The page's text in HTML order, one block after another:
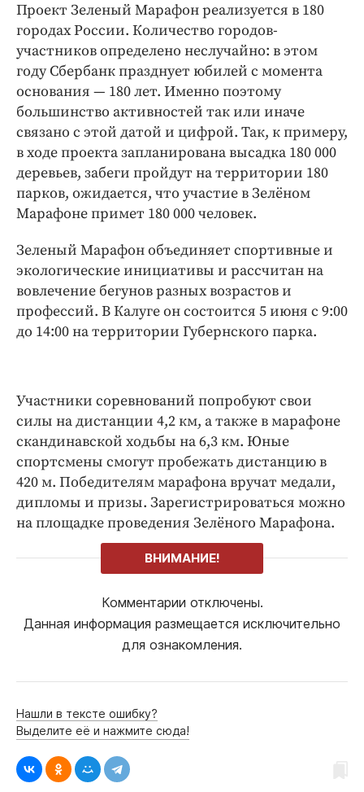
Проект Зеленый Марафон реализуется в 180
городах России. Количество городов-
участников определено неслучайно: в этом
году Сбербанк празднует юбилей с момента
основания — 180 лет. Именно поэтому
большинство активностей так или иначе
связано с этой датой и цифрой. Так, к примеру,
в ходе проекта запланирована высадка 180 000
деревьев, забеги пройдут на территории 180
парков, ожидается, что участие в Зелёном
Марафоне примет 180 000 человек.
Зеленый Марафон объединяет спортивные и
экологические инициативы и рассчитан на
вовлечение бегунов разных возрастов и
профессий. В Калуге он состоится 5 июня с 9:00
до 14:00 на территории Губернского парка.
Участники соревнований попробуют свои
силы на дистанции 4,2 км, а также в марафоне
скандинавской ходьбы на 6,3 км. Юные
спортсмены смогут пробежать дистанцию в
420 м. Победителям марафона вручат медали,
дипломы и призы. Зарегистрироваться можно
на площадке проведения Зелёного Марафона.
ВНИМАНИЕ!
Комментарии отключены.
Данная информация размещается исключительно
для ознакомления.
Нашли в тексте ошибку?
Выделите её и нажмите сюда!